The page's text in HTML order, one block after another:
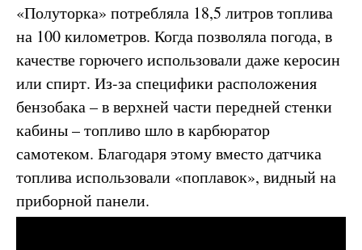
«Полуторка» потребляла 18,5 литров топлива
на 100 километров. Когда позволяла погода, в
качестве горючего использовали даже керосин
или спирт. Из-за специфики расположения
бензобака – в верхней части передней стенки
кабины – топливо шло в карбюратор
самотеком. Благодаря этому вместо датчика
топлива использовали «поплавок», видный на
приборной панели.